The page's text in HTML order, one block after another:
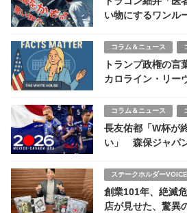
い物にするワンル
コラム＆ニュース
トランプ政権の言
カロライン・リー
コラム＆ニュース
長友佑都「W杯が
い」 森保ジャパ
ステークホルダーVOICE
創業101年、絶滅
店が見せた、驚異